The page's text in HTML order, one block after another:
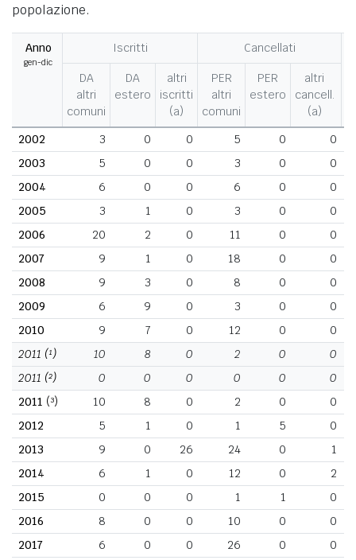
popolazione.
Anno
gen-dic
Iscritti
Cancellati
DA
altri
comuni
DA
estero
altri
iscritti
(a)
PER
altri
comuni
PER
estero
altri
cancell.
(a)
2002
3 0 0 5 0
0
2003
5 0 0 3 0
0
2004
6 0 0 6 0
0
2005
3 1 0 3 0
0
2006
20 2 0 11 0
0
2007
9 1 0 18 0
0
2008
9 3 0 8 0
0
2009
6 9 0 3 0
0
2010
9 7 0 12 0
0
2011 (¹) 10 8 0 2 0
0
2011 (²) 0 0 0 0 0
0
2011 (³) 10 8 0 2 0
0
2012
5 1 0 1 5
0
2013
9 0 26 24 0
1
2014
6 1 0 12 0
2
2015
0 0 0 1 1
0
2016
8 0 0 10 0
0
2017
6 0 0 26 0
0